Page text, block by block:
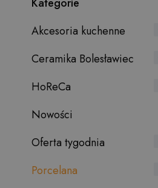
Akcesoria kuchenne
Ceramika Bolesławiec
HoReCa
Nowości
Oferta tygodnia
Porcelana